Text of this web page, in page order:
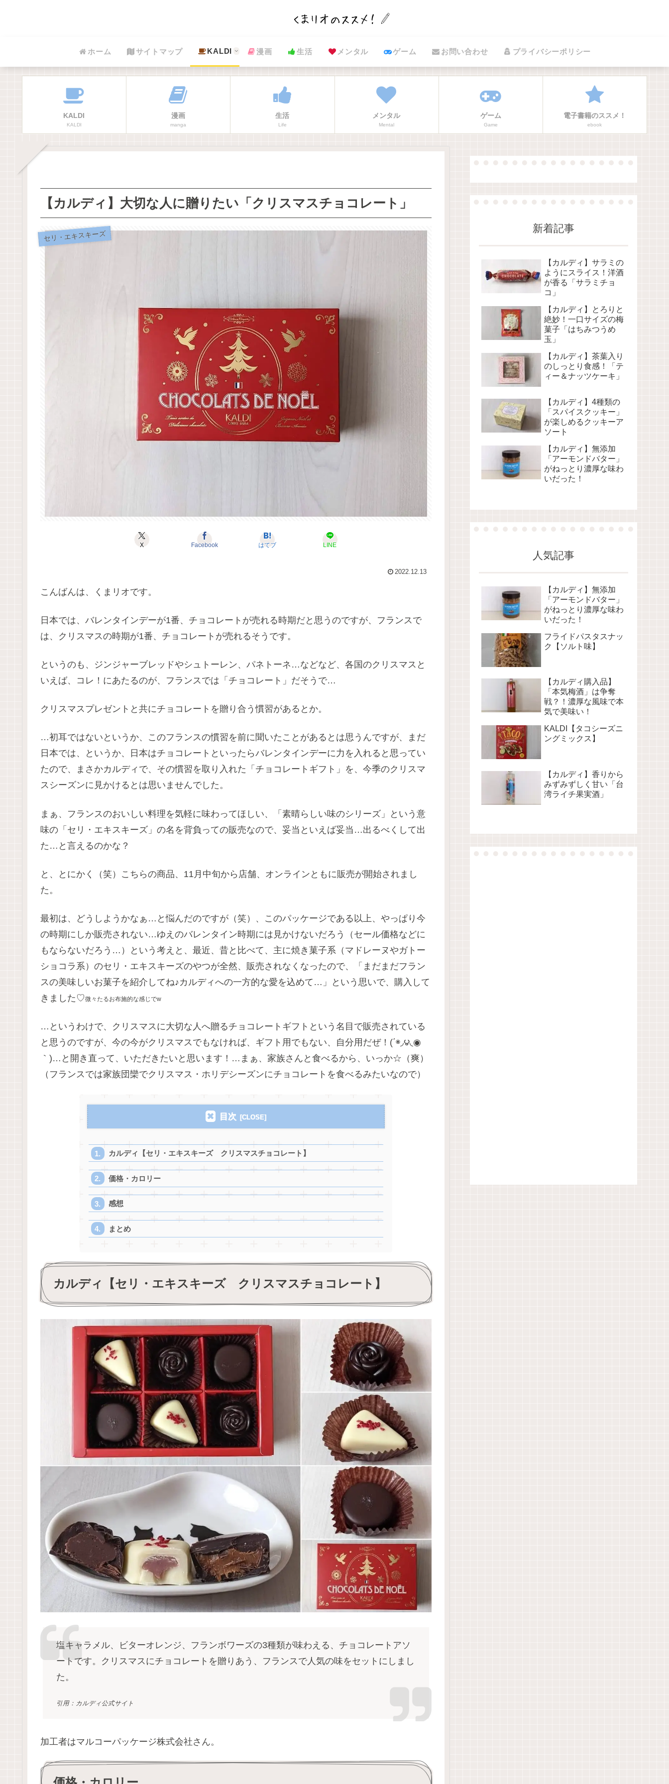
ホーム サイトマップ KALDI 漫画 生活 メンタル ゲーム お問い合わせ プライバシーポリシー
KALDI
KALDI
漫画
manga
生活
Life
メンタル
Mental
ゲーム
Game
電子書籍のススメ！
ebook
【カルディ】大切な人に贈りたい「クリスマスチョコレート」
セリ・エキスキーズ
X Facebook はてブ LINE
2022.12.13
こんばんは、くまリオです。
日本では、バレンタインデーが1番、チョコレートが売れる時期だと思うのですが、フランスで
は、クリスマスの時期が1番、チョコレートが売れるそうです。
というのも、ジンジャーブレッドやシュトーレン、パネトーネ…などなど、各国のクリスマスと
いえば、コレ！にあたるのが、フランスでは「チョコレート」だそうで…
クリスマスプレゼントと共にチョコレートを贈り合う慣習があるとか。
…初耳ではないというか、このフランスの慣習を前に聞いたことがあるとは思うんですが、まだ
日本では、というか、日本はチョコレートといったらバレンタインデーに力を入れると思ってい
たので、まさかカルディで、その慣習を取り入れた「チョコレートギフト」を、今季のクリスマ
スシーズンに見かけるとは思いませんでした。
まぁ、フランスのおいしい料理を気軽に味わってほしい、「素晴らしい味のシリーズ」という意
味の「セリ・エキスキーズ」の名を背負っての販売なので、妥当といえば妥当…出るべくして出
た…と言えるのかな？
と、とにかく（笑）こちらの商品、11月中旬から店舗、オンラインともに販売が開始されまし
た。
最初は、どうしようかなぁ…と悩んだのですが（笑）、このパッケージである以上、やっぱり今
の時期にしか販売されない…ゆえのバレンタイン時期には見かけないだろう（セール価格などに
もならないだろう…）という考えと、最近、昔と比べて、主に焼き菓子系（マドレーヌやガトー
ショコラ系）のセリ・エキスキーズのやつが全然、販売されなくなったので、「まだまだフラン
スの美味しいお菓子を紹介してね♪カルディへの一方的な愛を込めて…」という思いで、購入して
きました♡微々たるお布施的な感じでw
…というわけで、クリスマスに大切な人へ贈るチョコレートギフトという名目で販売されている
と思うのですが、今の今がクリスマスでもなければ、ギフト用でもない、自分用だぜ！(΄◉◞౪◟◉
｀)…と開き直って、いただきたいと思います！…まぁ、家族さんと食べるから、いっか☆（爽）
（フランスでは家族団欒でクリスマス・ホリデシーズンにチョコレートを食べるみたいなので）
目次
カルディ【セリ・エキスキーズ クリスマスチョコレート】
価格・カロリー
感想
まとめ
カルディ【セリ・エキスキーズ クリスマスチョコレート】
塩キャラメル、ビターオレンジ、フランボワーズの3種類が味わえる、チョコレートアソ
ートです。クリスマスにチョコレートを贈りあう、フランスで人気の味をセットにしまし
た。
引用：カルディ公式サイト
加工者はマルコーパッケージ株式会社さん。
新着記事
【カルディ】サラミの
ようにスライス！洋酒
が香る「サラミチョ
コ」
【カルディ】とろりと
絶妙！一口サイズの梅
菓子「はちみつうめ
玉」
【カルディ】茶葉入り
のしっとり食感！「テ
ィー＆ナッツケーキ」
【カルディ】4種類の
「スパイスクッキー」
が楽しめるクッキーア
ソート
【カルディ】無添加
「アーモンドバター」
がねっとり濃厚な味わ
いだった！
人気記事
【カルディ】無添加
「アーモンドバター」
がねっとり濃厚な味わ
いだった！
フライドパスタスナッ
ク【ソルト味】
【カルディ購入品】
「本気梅酒」は争奪
戦？！濃厚な風味で本
気で美味い！
KALDI【タコシーズニ
ングミックス】
【カルディ】香りから
みずみずしく甘い「台
湾ライチ果実酒」